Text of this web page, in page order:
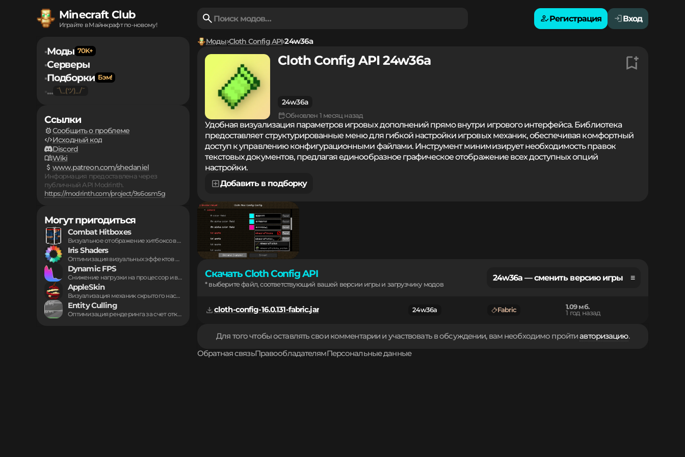
Minecraft Club
Играйте в Майнкрафт по-новому!
Регистрация Вход
▪Моды
▪Серверы
▪Подборки
...
Ссылки
Сообщить о проблеме
Исходный код
Discord
Wiki
www.patreon.com/shedaniel
Информация предоставлена через
публичный API Modrinth.
https://modrinth.com/project/9s6osm5g
Могут пригодиться
Combat Hitboxes
Визуальное отображение хитбоксов врагов упрощает сражения в...
Iris Shaders
Оптимизация визуальных эффектов графики в игровом мире...
Dynamic FPS
Снижение нагрузки на процессор и видеокарту при...
AppleSkin
Визуализация механик скрытого насыщения и уровня истощения...
Entity Culling
Оптимизация рендеринга за счет отключения прорисовки объектов,...
Моды Cloth Config API 24w36a
Cloth Config API 24w36a
24w36a
Обновлен 1 месяц назад
Удобная визуализация параметров игровых дополнений прямо внутри игрового интерфейса. Библиотека
предоставляет структурированные меню для гибкой настройки игровых механик, обеспечивая комфортный
доступ к управлению конфигурационными файлами. Инструмент минимизирует необходимость правок
текстовых документов, предлагая единообразное графическое отображение всех доступных опций
настройки.
Добавить в подборку
Скачать Cloth Config API
* выберите файл, соответствующий вашей версии игры и загрузчику модов
24w36a — сменить версию игры ≡
cloth-config-16.0.131-fabric.jar 24w36a Fabric
1.09 мб.
1 год назад
Для того чтобы оставлять свои комментарии и участвовать в обсуждении, вам необходимо пройтиавторизацию.
Обратная связьПравообладателямПерсональные данные